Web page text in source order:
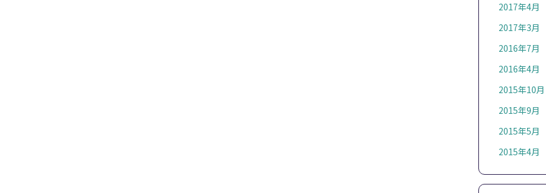
2017年4月
2017年3月
2016年7月
2016年4月
2015年10月
2015年9月
2015年5月
2015年4月